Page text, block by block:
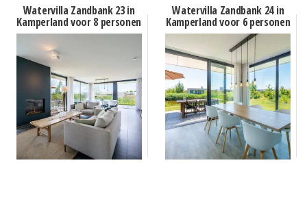
Watervilla Zandbank 23 in
Kamperland voor 8 personen
Watervilla Zandbank 24 in
Kamperland voor 6 personen